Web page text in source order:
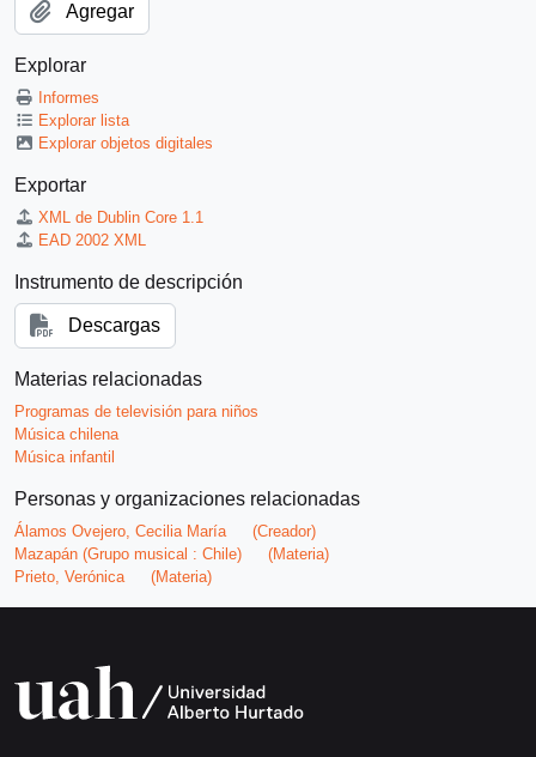
Agregar
Explorar
Informes
Explorar lista
Explorar objetos digitales
Exportar
XML de Dublin Core 1.1
EAD 2002 XML
Instrumento de descripción
Descargas
Materias relacionadas
Programas de televisión para niños
Música chilena
Música infantil
Personas y organizaciones relacionadas
Álamos Ovejero, Cecilia María
(Creador)
Mazapán (Grupo musical : Chile)
(Materia)
Prieto, Verónica
(Materia)